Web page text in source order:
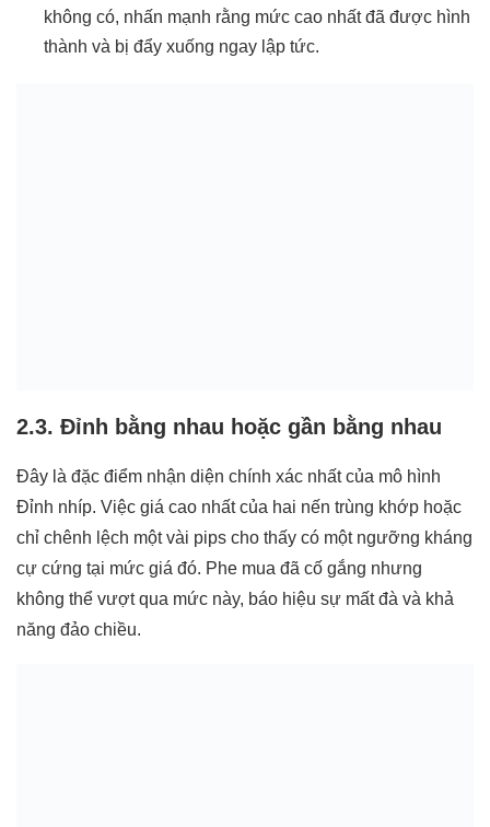
không có, nhấn mạnh rằng mức cao nhất đã được hình
thành và bị đẩy xuống ngay lập tức.
2.3. Đỉnh bằng nhau hoặc gần bằng nhau
Đây là đặc điểm nhận diện chính xác nhất của mô hình
Đỉnh nhíp. Việc giá cao nhất của hai nến trùng khớp hoặc
chỉ chênh lệch một vài pips cho thấy có một ngưỡng kháng
cự cứng tại mức giá đó. Phe mua đã cố gắng nhưng
không thể vượt qua mức này, báo hiệu sự mất đà và khả
năng đảo chiều.